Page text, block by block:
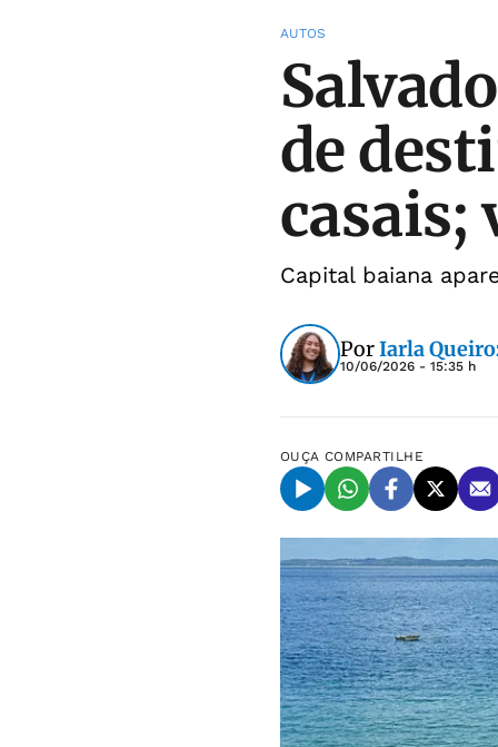
AUTOS
de
casais;
Capital baiana
PorIarla
10/06/2026 - 15:35 h
OUÇA COMPARTILHE